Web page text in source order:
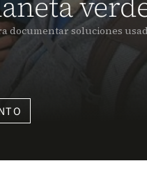
documentar soluciones